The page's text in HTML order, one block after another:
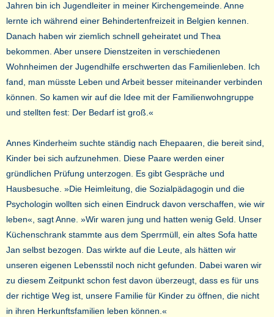
Jahren bin ich Jugendleiter in meiner Kirchengemeinde. Anne
lernte ich während einer Behindertenfreizeit in Belgien kennen.
Danach haben wir ziemlich schnell geheiratet und Thea
bekommen. Aber unsere Dienstzeiten in verschiedenen
Wohnheimen der Jugendhilfe erschwerten das Familienleben. Ich
fand, man müsste Leben und Arbeit besser miteinander verbinden
können. So kamen wir auf die Idee mit der Familienwohngruppe
und stellten fest: Der Bedarf ist groß.«
Annes Kinderheim suchte ständig nach Ehepaaren, die bereit sind,
Kinder bei sich aufzunehmen. Diese Paare werden einer
gründlichen Prüfung unterzogen. Es gibt Gespräche und
Hausbesuche. »Die Heimleitung, die Sozialpädagogin und die
Psychologin wollten sich einen Eindruck davon verschaffen, wie wir
leben«, sagt Anne. »Wir waren jung und hatten wenig Geld. Unser
Küchenschrank stammte aus dem Sperrmüll, ein altes Sofa hatte
Jan selbst bezogen. Das wirkte auf die Leute, als hätten wir
unseren eigenen Lebensstil noch nicht gefunden. Dabei waren wir
zu diesem Zeitpunkt schon fest davon überzeugt, dass es für uns
der richtige Weg ist, unsere Familie für Kinder zu öffnen, die nicht
in ihren Herkunftsfamilien leben können.«